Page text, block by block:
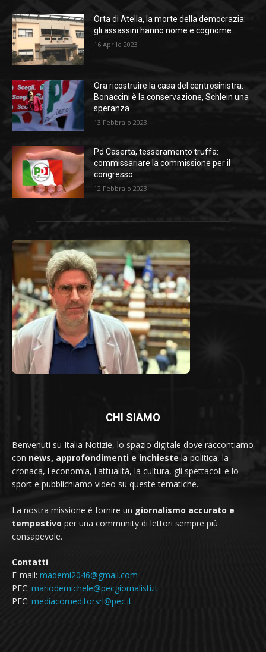
Orta di Atella, la morte della democrazia:
gli assassini hanno nome e cognome
16 Aprile 2023
Ora ricostruire la casa del centrosinistra:
Bonaccini è la conservazione, Schlein una
speranza
13 Febbraio 2023
Pd Caserta, tesseramento truffa:
commissariare la commissione per il
congresso
12 Febbraio 2023
CHI SIAMO
Benvenuti su Italia Notizie, lo spazio digitale dove raccontiamo
con news, approfondimenti e inchieste la politica, la
cronaca, l'economia, l'attualità, la cultura, gli spettacoli e lo
sport e pubblichiamo video su queste tematiche.
La nostra missione è fornire un giornalismo accurato e
tempestivo per una community di lettori sempre più
consapevole.
Contatti
E-mail: mademi2046@gmail.com
PEC: mariodemichele@pecgiornalisti.it
PEC: mediacomeditorsrl@pec.it